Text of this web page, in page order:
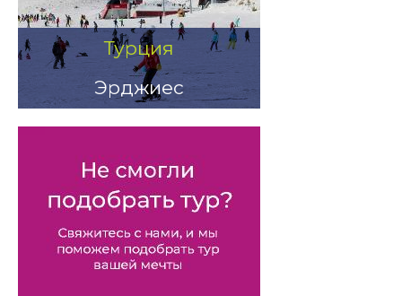
Турция
Эрджиес